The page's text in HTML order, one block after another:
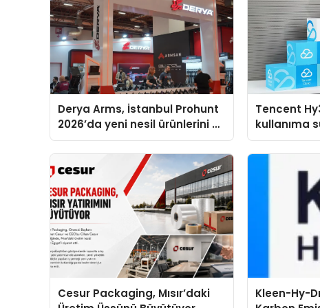
Derya Arms, İstanbul Prohunt
2026’da yeni nesil ürünlerini ve
global marka vizyonunu
sergiledi
Tencent
kullanıma
Cesur Packaging, Mısır’daki
Kleen-Hy-